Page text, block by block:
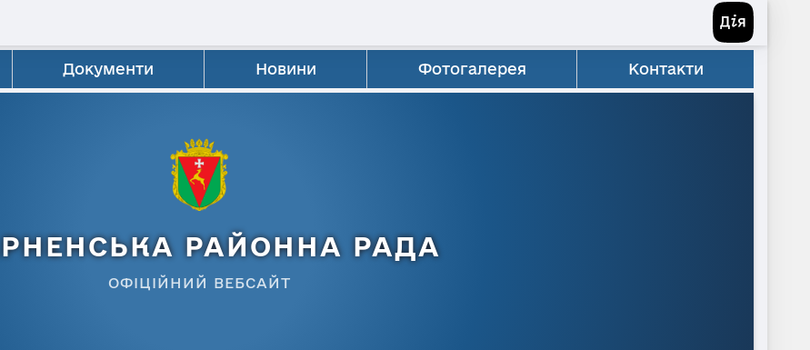
Документи Новини Фотогалерея Контакти
РАЙОННА РАДА
ОФІЦІЙНИЙ ВЕБСАЙТ